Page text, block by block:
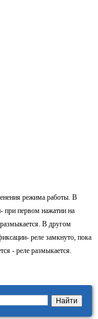
режима работы. В
при первом нажатии на
В другом
реле замкнуто, пока
- реле размыкается.